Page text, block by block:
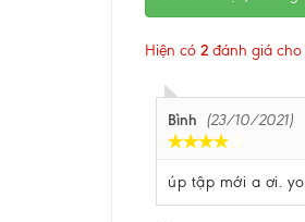
Hiện có 2 đánh giá
Bình (23/10/2021)
úp tập mới a ơi.